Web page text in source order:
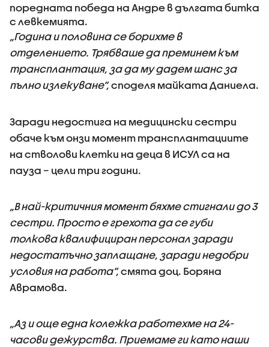
поредната победа на Андре в дългата битка
с левкемията.
„Година и половина се борихме в
отделението. Трябваше да преминем към
трансплантация, за да му дадем шанс за
пълно излекуване”,споделя майката Даниела.
Заради недостига на медицински сестри
обаче към онзи момент трансплантациите
на стволови клетки на деца в ИСУЛ са на
пауза – цели три години.
„В най-критичния момент бяхме стигнали до 3
сестри. Просто е грехота да се губи
толкова квалифициран персонал заради
недостатъчно заплащане, заради недобри
условия на работа”,смята доц. Боряна
Аврамова.
„Аз и още една колежка работехме на 24-
часови дежурства. Приемаме ги като наши